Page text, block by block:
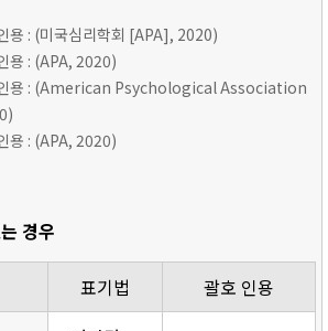
용 : (미국심리학회 [APA], 2020)
용 : (APA, 2020)
용 : (American Psychological Association
용 : (APA, 2020)
경우
표기법 괄호 인용